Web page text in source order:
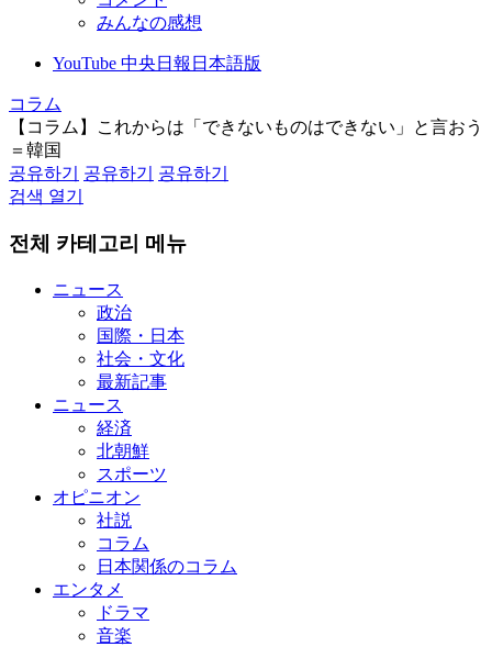
みんなの感想
YouTube 中央日報日本語版
コラム
【コラム】これからは「できないものはできない」と言おう
＝韓国
공유하기
공유하기
공유하기
검색 열기
전체 카테고리 메뉴
ニュース
政治
国際・日本
社会・文化
最新記事
ニュース
経済
北朝鮮
スポーツ
オピニオン
社説
コラム
日本関係のコラム
エンタメ
ドラマ
音楽